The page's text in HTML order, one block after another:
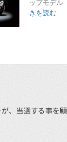
、当選する事を願